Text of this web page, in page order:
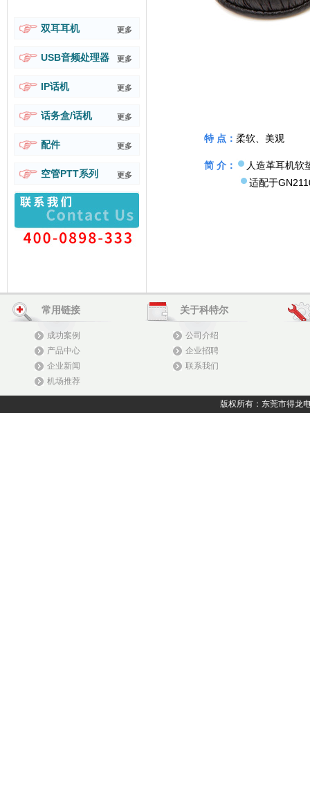
双耳耳机 更多
USB音频处理器 更多
IP话机 更多
话务盒/话机 更多
配件 更多
空管PTT系列 更多
特 点： 柔软、美观
简 介：
人造革耳机软
适配于
常用链接
成功案例
产品中心
企业新闻
机场推荐
关于科特尔
公司介绍
企业招聘
联系我们
版权所有：东莞市得龙